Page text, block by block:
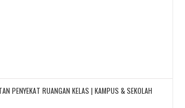
PENYEKAT RUANGAN KELAS | KAMPUS & SEKOLAH